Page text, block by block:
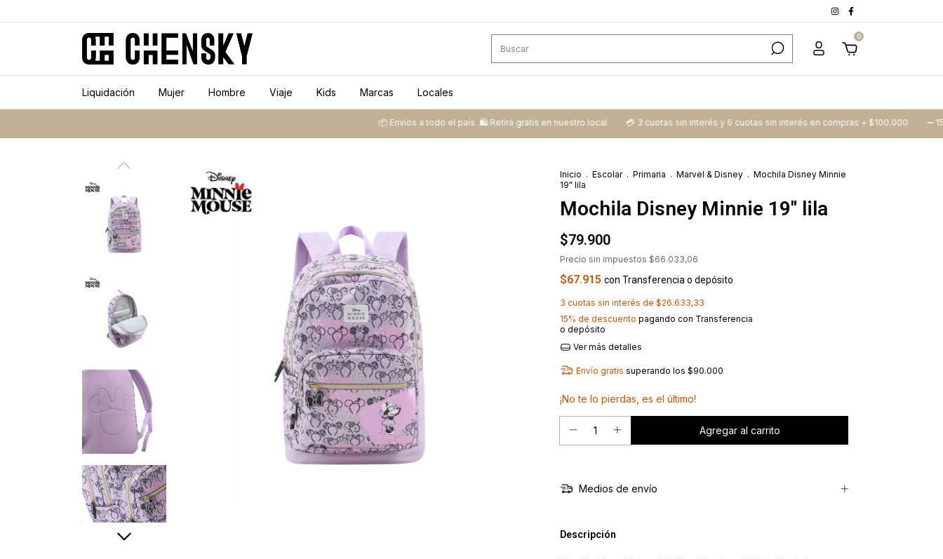
0
Liquidación Mujer Hombre Viaje Kids Marcas Locales
📦 ​Envíos a todo el país ​ 🛍️​ Retirá gratis en nuestro local 💳​ 3 cuotas sin interés y 6 cuotas sin interés en compras + $100.000 ➖​ 15% Off
Inicio . Escolar . Primaria . Marvel & Disney . Mochila Disney Minnie
19" lila
Mochila Disney Minnie 19" lila
$79.900
Precio sin impuestos $66.033,06
$67.915 con Transferencia o depósito
3 cuotas sin interés de $26.633,33
15% de descuento pagando con Transferencia
o depósito
Ver más detalles
Envío gratis superando los $90.000
¡No te lo pierdas, es el último!
Medios de envío
Descripción